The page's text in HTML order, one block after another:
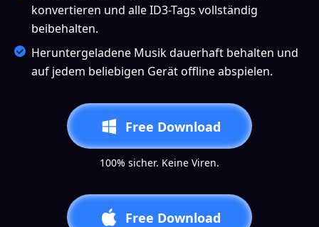
konvertieren und alle ID3-Tags vollständig
beibehalten.
Heruntergeladene Musik dauerhaft behalten und
auf jedem beliebigen Gerät offline abspielen.
Free Download
100% sicher. Keine Viren.
Free Download